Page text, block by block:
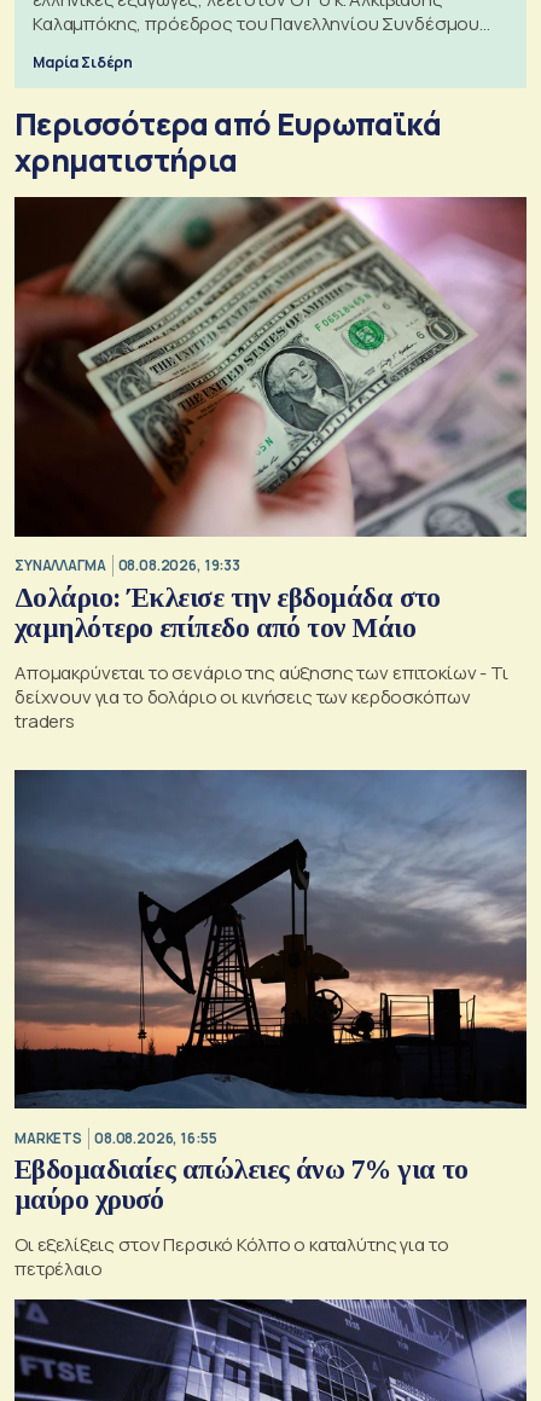
Καλαμπόκης, πρόεδρος του Πανελληνίου Συνδέσμου
Μαρία Σιδέρη
Περισσότερα από Ευρωπαϊκά
χρηματιστήρια
ΣΥΝΑΛΛΑΓΜΑ 08.08.2026, 19:33
Δολάριο: Έκλεισε την εβδομάδα στο
χαμηλότερο επίπεδο από τον Μάιο
Απομακρύνεται το σενάριο της αύξησης των επιτοκίων - Τι
δείχνουν για το δολάριο οι κινήσεις των κερδοσκόπων
traders
MARKETS 08.08.2026, 16:55
Εβδομαδιαίες απώλειες άνω 7% για το
μαύρο χρυσό
Οι εξελίξεις στον Περσικό Κόλπο ο καταλύτης για το
πετρέλαιο